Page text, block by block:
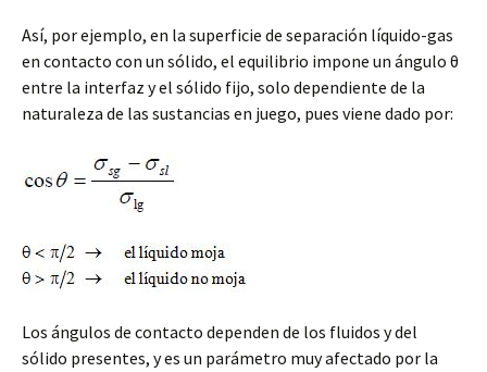
Así, por ejemplo, en la superficie de separación líquido-gas
en contacto con un sólido, el equilibrio impone un ángulo θ
entre la interfaz y el sólido fijo, solo dependiente de la
naturaleza de las sustancias en juego, pues viene dado por:
Los ángulos de contacto dependen de los fluidos y del
sólido presentes, y es un parámetro muy afectado por la